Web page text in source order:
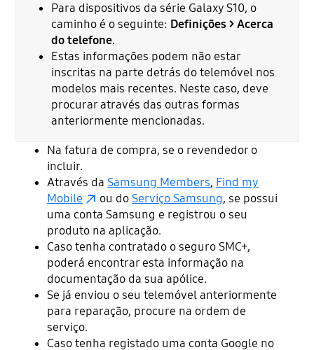
Para dispositivos da série Galaxy S10, o
caminho é o seguinte: Definições > Acerca
do telefone.
Estas informações podem não estar
inscritas na parte detrás do telemóvel nos
modelos mais recentes. Neste caso, deve
procurar através das outras formas
anteriormente mencionadas.
Na fatura de compra, se o revendedor o
incluir.
Através da Samsung Members, Find my
Mobile
ou do Serviço Samsung, se possui
uma conta Samsung e registrou o seu
produto na aplicação.
Caso tenha contratado o seguro SMC+,
poderá encontrar esta informação na
documentação da sua apólice.
Se já enviou o seu telemóvel anteriormente
para reparação, procure na ordem de
serviço.
Caso tenha registado uma conta Google no